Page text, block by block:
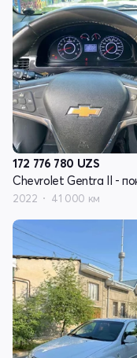
172 776 780 UZS
2022 41 000 км